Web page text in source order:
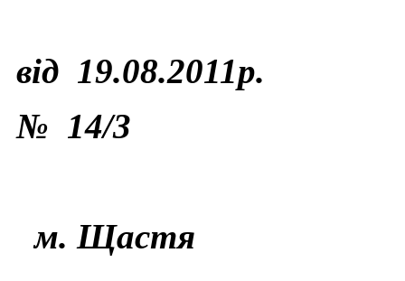
від 19.08.2011р.
№ 14/3
м. Щастя